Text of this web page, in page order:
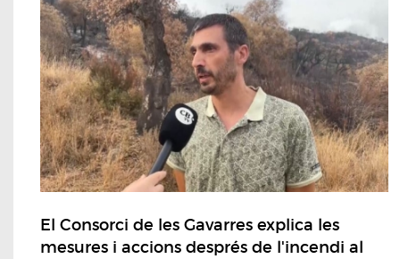
El Consorci de les Gavarres explica les
mesures i accions després de l'incendi al